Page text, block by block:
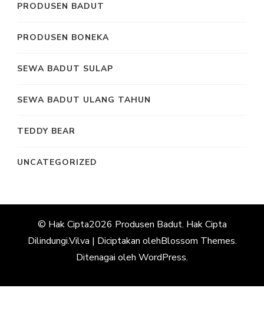
PRODUSEN BADUT
PRODUSEN BONEKA
SEWA BADUT SULAP
SEWA BADUT ULANG TAHUN
TEDDY BEAR
UNCATEGORIZED
© Hak Cipta2026 Produsen Badut. Hak Cipta
Dilindungi.Vilva | Diciptakan olehBlossom Themes.
Ditenagai oleh WordPress.